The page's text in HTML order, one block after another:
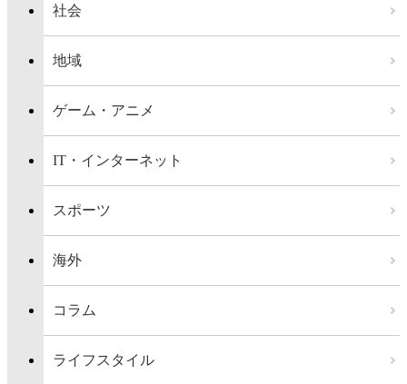
社会
地域
ゲーム・アニメ
IT・インターネット
スポーツ
海外
コラム
ライフスタイル